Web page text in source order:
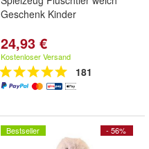
Geschenk Kinder
24,93 €
Kostenloser Versand
181
- 56%
Bestseller